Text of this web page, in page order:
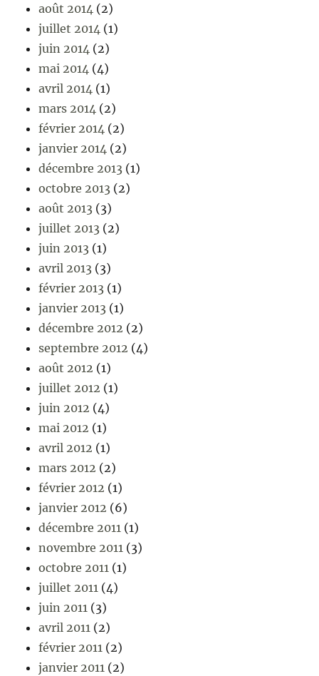
août 2014 (2)
juillet 2014 (1)
juin 2014 (2)
mai 2014 (4)
avril 2014 (1)
mars 2014 (2)
février 2014 (2)
janvier 2014 (2)
décembre 2013 (1)
octobre 2013 (2)
août 2013 (3)
juillet 2013 (2)
juin 2013 (1)
avril 2013 (3)
février 2013 (1)
janvier 2013 (1)
décembre 2012 (2)
septembre 2012 (4)
août 2012 (1)
juillet 2012 (1)
juin 2012 (4)
mai 2012 (1)
avril 2012 (1)
mars 2012 (2)
février 2012 (1)
janvier 2012 (6)
décembre 2011 (1)
novembre 2011 (3)
octobre 2011 (1)
juillet 2011 (4)
juin 2011 (3)
avril 2011 (2)
février 2011 (2)
janvier 2011 (2)